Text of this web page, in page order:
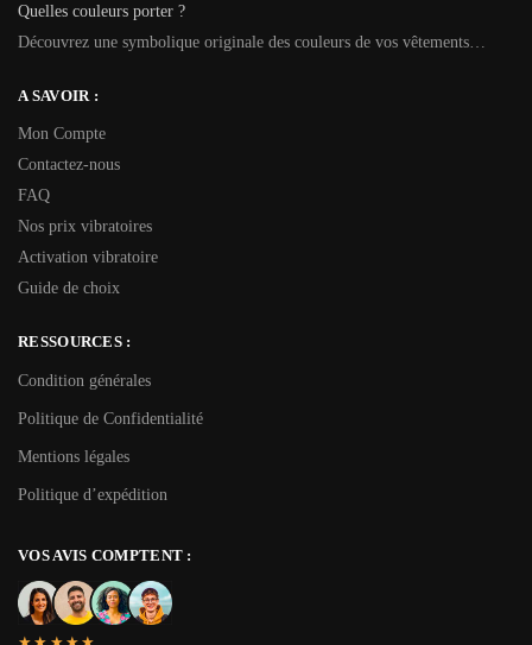
Quelles couleurs porter ?
Découvrez une symbolique originale des couleurs de vos vêtements…
A SAVOIR :
Mon Compte
Contactez-nous
FAQ
Nos prix vibratoires
Activation vibratoire
Guide de choix
RESSOURCES :
Condition générales
Politique de Confidentialité
Mentions légales
Politique d’expédition
VOS AVIS COMPTENT :